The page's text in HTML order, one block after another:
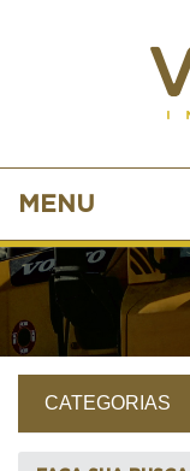
MENU
CATEGORIAS